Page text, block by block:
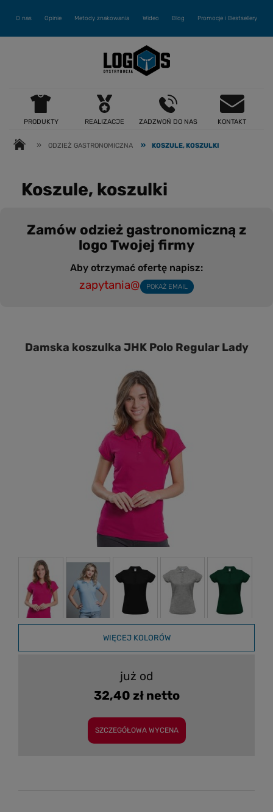
O nas Opinie Metody znakowania Wideo Blog Promocje i Bestsellery
PRODUKTY REALIZACJE ZADZWOŃ DO NAS KONTAKT
» ODZIEŻ GASTRONOMICZNA » KOSZULE, KOSZULKI
Koszule, koszulki
Zamów odzież gastronomiczną z
logo Twojej firmy
Aby otrzymać ofertę napisz:
zapytania@ POKAŻ EMAIL
Damska koszulka JHK Polo Regular Lady
WIĘCEJ KOLORÓW
już od
32,40 zł netto
SZCZEGÓŁOWA WYCENA